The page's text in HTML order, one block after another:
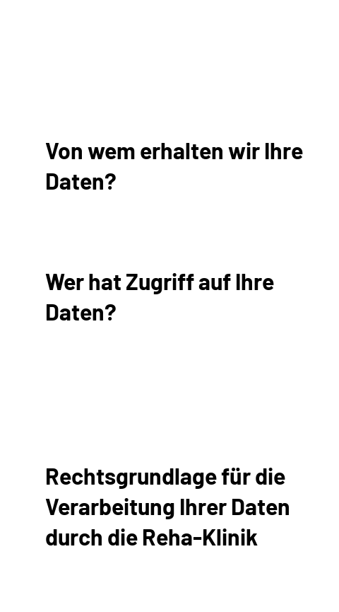
Von wem erhalten wir Ihre
Daten?
Wer hat Zugriff auf Ihre
Daten?
Rechtsgrundlage für die
Verarbeitung Ihrer Daten
durch die Reha-Klinik